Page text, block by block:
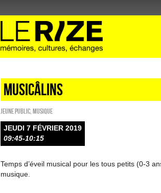
Musicâlins
Jeune public Musique
JEUDI 7 FÉVRIER 2019
09:45-10:15
Temps d’éveil musical pour les tous petits (0-3
musique.